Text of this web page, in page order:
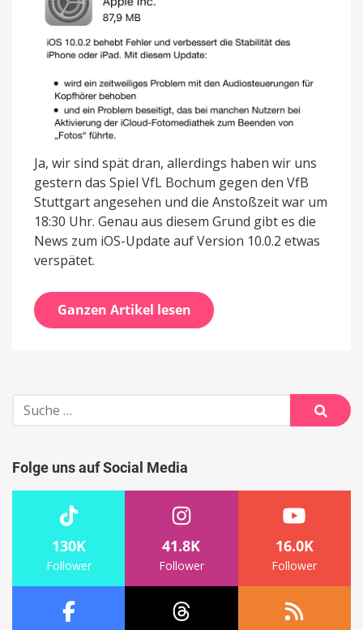
Ja, wir sind spät dran, allerdings haben wir uns
gestern das Spiel VfL Bochum gegen den VfB
Stuttgart angesehen und die Anstoßzeit war um
18:30 Uhr. Genau aus diesem Grund gibt es die
News zum iOS-Update auf Version 10.0.2 etwas
verspätet.
Ganzen Artikel lesen
Suche
nach:
Suche
Folge uns auf Social Media
130K
Follower
41.8K
Follower
16.0K
Follower